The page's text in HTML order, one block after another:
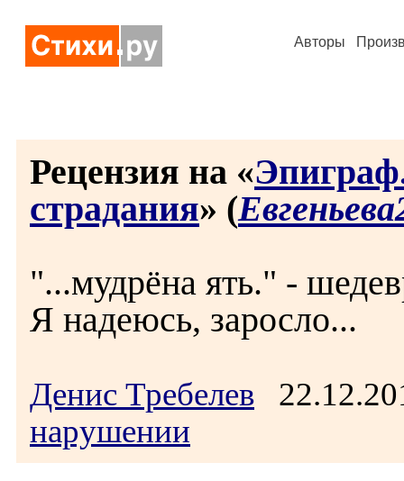
Авторы
Рецензия на «
страдания» (
"...мудрёна ять." -
Я надеюсь, заросло...
Денис Требелев
нарушении